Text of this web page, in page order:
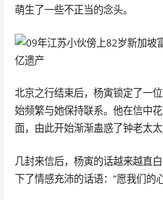
萌生了一些不正当的念头。
北京之行结束后，杨寅锁定了一
始频繁与她保持联系。他在信中
面，由此开始渐渐蛊惑了钟老太太
几封来信后，杨寅的话越来越直
下了情感充沛的话语：“愿我们的